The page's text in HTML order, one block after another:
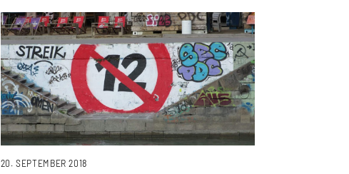
20. SEPTEMBER 2018